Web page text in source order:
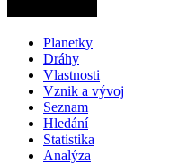
Planetky
Dráhy
Vlastnosti
Vznik a vývoj
Seznam
Hledání
Statistika
Analýza